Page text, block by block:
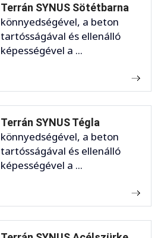
Terrán SYNUS Sötétbarna
könnyedségével, a beton
tartósságával és ellenálló
képességével a ...
Terrán SYNUS Tégla
könnyedségével, a beton
tartósságával és ellenálló
képességével a ...